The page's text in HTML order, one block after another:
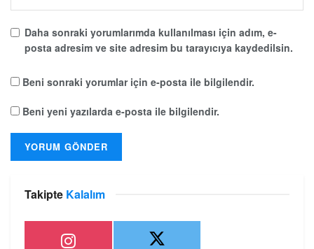
Daha sonraki yorumlarımda kullanılması için adım, e-
posta adresim ve site adresim bu tarayıcıya kaydedilsin.
Beni sonraki yorumlar için e-posta ile bilgilendir.
Beni yeni yazılarda e-posta ile bilgilendir.
Takipte Kalalım